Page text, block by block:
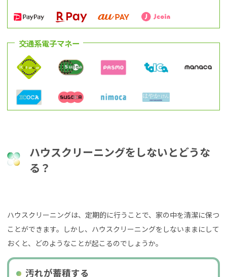
交通系電子マネー
ハウスクリーニングをしないとどうな
る？
ハウスクリーニングは、定期的に行うことで、家の中を清潔に保つ
ことができます。しかし、ハウスクリーニングをしないままにして
おくと、どのようなことが起こるのでしょうか。
汚れが蓄積する